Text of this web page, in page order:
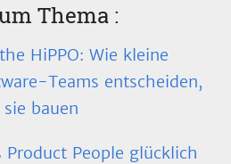
Thema :
HiPPO: Wie kleine
Teams entscheiden,
sie bauen
Product People glücklich